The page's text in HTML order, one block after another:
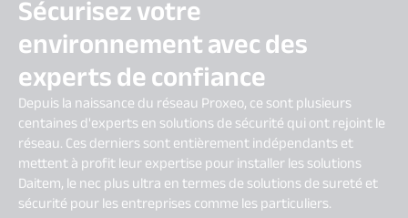
Sécurisez votre
environnement avec des
experts de confiance
Depuis la naissance du réseau Proxeo, ce sont plusieurs
centaines d'experts en solutions de sécurité qui ont rejoint le
réseau. Ces derniers sont entièrement indépendants et
mettent à profit leur expertise pour installer les solutions
Daitem, le nec plus ultra en termes de solutions de sureté et
sécurité pour les entreprises comme les particuliers.